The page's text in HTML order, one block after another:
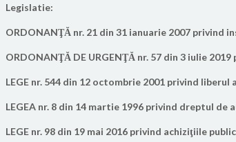
Legislatie:
ORDONANŢĂ nr. 21 din 31 ianuarie 2007
ORDONANŢĂ DE URGENŢĂ nr. 57 din 3 iulie 2019
LEGE nr. 544 din 12 octombrie 2001 privind liberul
LEGEA nr. 8 din 14 martie 1996 privind dreptul de
LEGE nr. 98 din 19 mai 2016 privind achiziţiile